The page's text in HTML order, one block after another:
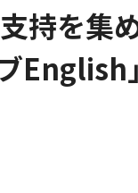
持を集
English」